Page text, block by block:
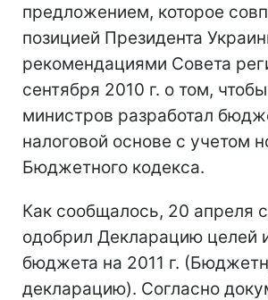
предложением, которое
позицией Президента
рекомендациями Совета
сентября 2010 г. о том,
министров разработал
налоговой основе с учетом
Бюджетного кодекса.
Как сообщалось, 20 апреля
одобрил Декларацию целей
бюджета на 2011 г.
декларацию). Согласно